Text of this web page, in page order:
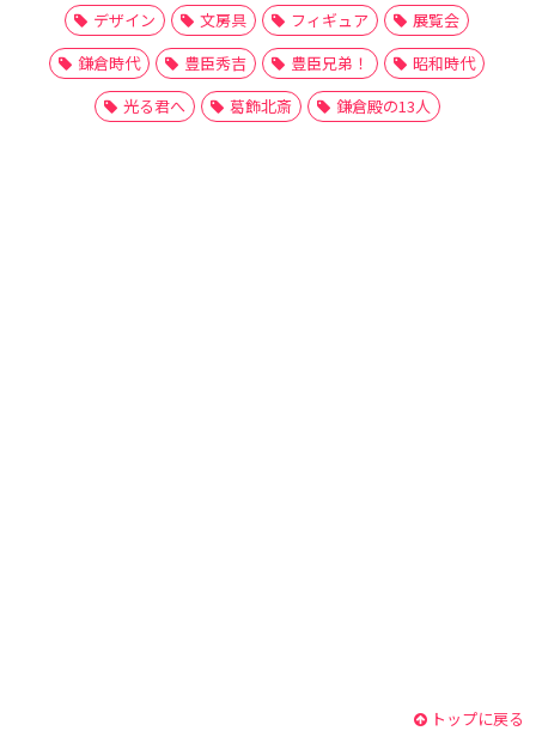
デザイン
文房具 フィギュア
展覧会
鎌倉時代
豊臣秀吉 豊臣兄弟！
昭和時代
光る君へ
葛飾北斎 鎌倉殿の13人
トップに戻る